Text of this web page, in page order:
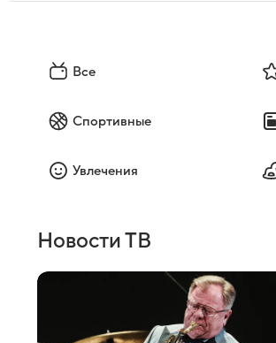
Все
Спортивные
Увлечения
Новости ТВ